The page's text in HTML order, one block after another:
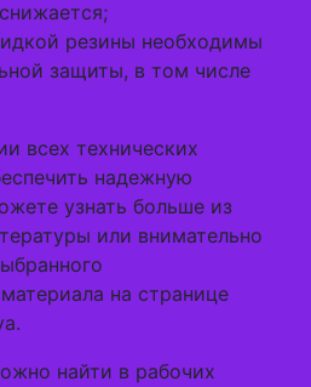
резины необходимы
защиты, в том числе
всех технических
надежную
узнать больше из
или внимательно
на странице
найти в рабочих